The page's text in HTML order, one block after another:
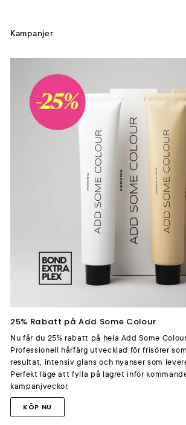
Kampanjer
25% Rabatt på Add Some Colour
Nu får du 25% rabatt på hela Add Some
Professionell hårfärg utvecklad för frisörer
resultat, intensiv glans och nyanser som
Perfekt läge att fylla på lagret inför
kampanjveckor.
KÖP NU